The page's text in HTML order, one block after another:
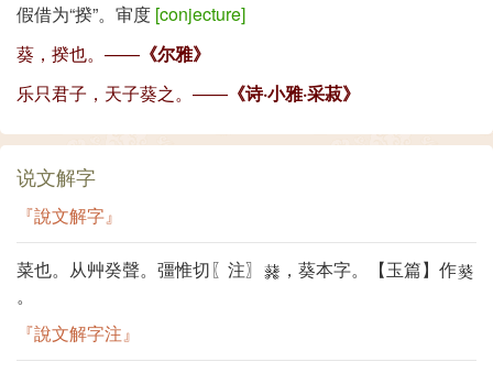
假借为“揆”。审度 [conjecture]
葵，揆也。—— 《尔雅》
乐只君子，天子葵之。—— 《诗·小雅·采菽》
说文解字
『說文解字』
菜也。从艸癸聲。彊惟切〖注〗
，葵本字。【玉篇】作
。
『說文解字注』